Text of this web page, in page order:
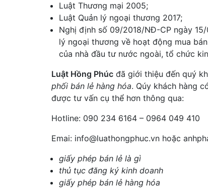
Luật Thương mại 2005;
Luật Quản lý ngoại thương 2017;
Nghị định số 09/2018/NĐ-CP ngày
lý ngoại thương về hoạt động mua
của nhà đầu tư nước ngoài, tổ chức
Luật Hồng Phúc đã giới thiệu đến quý
phối bán lẻ hàng hóa. Qúy khách hàng
được tư vấn cụ thể hơn thông qua:
Hotline: 090 234 6164 – 0964 049 410
Emai: info@luathongphuc.vn hoặc
giấy phép bán lẻ là gì
thủ tục đăng ký kinh doanh
giấy phép bán lẻ hàng hóa